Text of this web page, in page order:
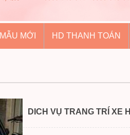
MẪU MỚI HD THANH TOÁN
DICH VỤ TRANG TRÍ XE